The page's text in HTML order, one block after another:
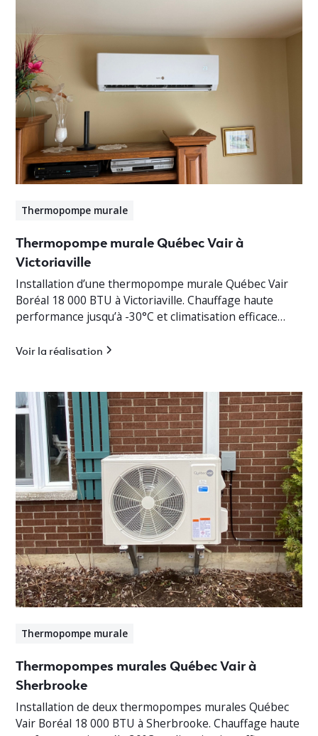
Thermopompe murale
Thermopompe murale Québec Vair à
Victoriaville
Installation d’une thermopompe murale Québec Vair
Boréal 18 000 BTU à Victoriaville. Chauffage haute
performance jusqu’à -30°C et climatisation efficace
Voir la réalisation
Thermopompe murale
Thermopompes murales Québec Vair à
Sherbrooke
Installation de deux thermopompes murales Québec
Vair Boréal 18 000 BTU à Sherbrooke. Chauffage haute